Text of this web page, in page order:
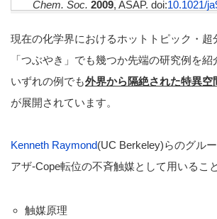
Chem. Soc. 2009, ASAP. doi:10.1021/
現在の化学界におけるホットトピック・超
「つぶやき」でも幾つか先端の研究例を紹
いずれの例でも外界から隔絶された特異空
が展開されています。
Kenneth Raymond(UC Berkeley)らのグル
アザ-Cope転位の不斉触媒として用いるこ
触媒原理